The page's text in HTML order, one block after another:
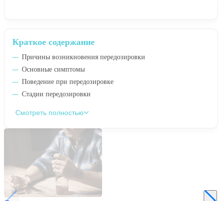
Краткое содержание
Причины возникновения передозировки
Основные симптомы
Поведение при передозировке
Стадии передозировки
Смотреть полностью